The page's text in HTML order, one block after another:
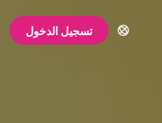
تسجيل الدخول